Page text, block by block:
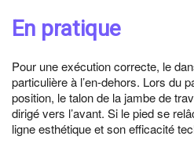
En pratique
Pour une exécution correcte, le
particulière à l’en-dehors. Lors du
position, le talon de la jambe de
dirigé vers l’avant. Si le pied se
ligne esthétique et son efficacité